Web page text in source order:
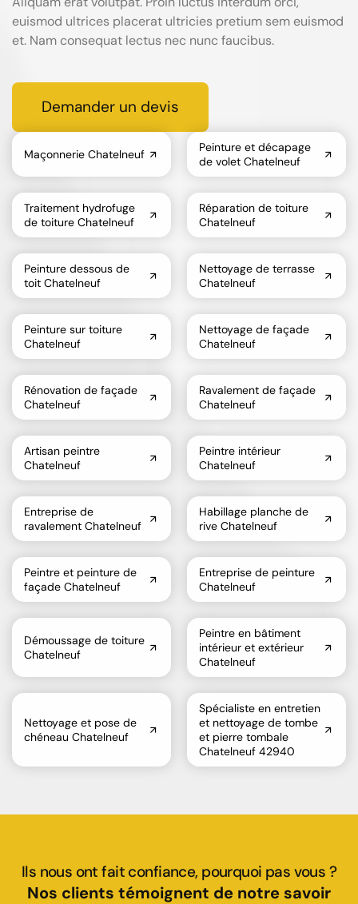
euismod ultrices placerat ultricies pretium sem euismod
et. Nam consequat lectus nec nunc faucibus.
Demander un devis
Maçonnerie Chatelneuf
Peinture et décapage
de volet Chatelneuf
Traitement hydrofuge
de toiture Chatelneuf
Réparation de toiture
Chatelneuf
Peinture dessous de
toit Chatelneuf
Nettoyage de terrasse
Chatelneuf
Peinture sur toiture
Chatelneuf
Nettoyage de façade
Chatelneuf
Rénovation de façade
Chatelneuf
Ravalement de façade
Chatelneuf
Artisan peintre
Chatelneuf
Peintre intérieur
Chatelneuf
Entreprise de
ravalement Chatelneuf
Habillage planche de
rive Chatelneuf
Peintre et peinture de
façade Chatelneuf
Entreprise de peinture
Chatelneuf
Démoussage de toiture
Chatelneuf
Peintre en bâtiment
intérieur et extérieur
Chatelneuf
Nettoyage et pose de
chéneau Chatelneuf
Spécialiste en entretien
et nettoyage de tombe
et pierre tombale
Chatelneuf 42940
Ils nous ont fait confiance, pourquoi pas vous ?
Nos clients témoignent de notre savoir